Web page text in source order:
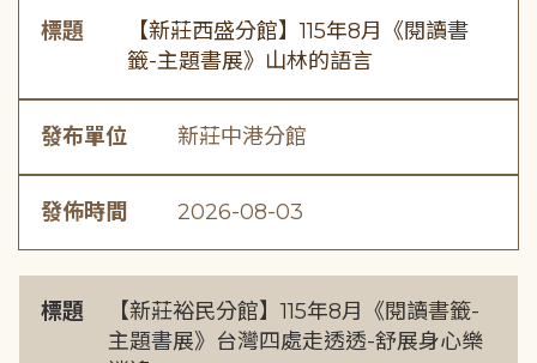
標題
【新莊西盛分館】115年8月《閱讀書
籤-主題書展》山林的語言
發布單位 新莊中港分館
發佈時間 2026-08-03
標題
【新莊裕民分館】115年8月《閱讀書籤-
主題書展》台灣四處走透透-舒展身心樂